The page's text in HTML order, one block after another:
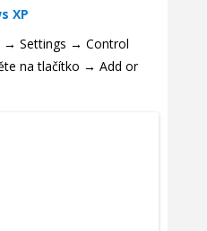
XP
→ Settings → Control
na tlačítko → Add or